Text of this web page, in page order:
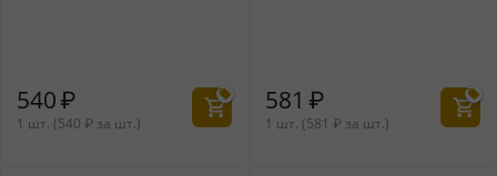
540₽
1 шт. (540 ₽ за шт.)
581 ₽
1 шт. (581 ₽ за шт.)